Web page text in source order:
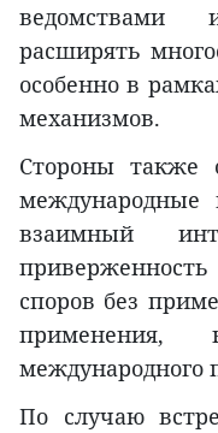
расширять
особенно в
механизмов.
Стороны также
международные
взаимный
споров без
применения,
международного
По случаю